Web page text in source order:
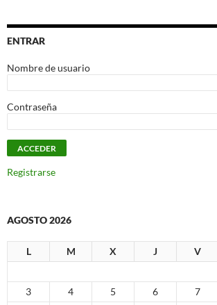
ENTRAR
Nombre de usuario
Contraseña
Registrarse
AGOSTO 2026
L M X J V
3
4 5 6 7